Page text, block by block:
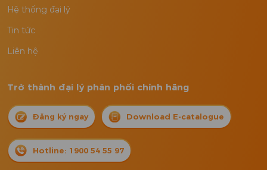
Hệ thống đại lý
Tin tức
Liên hệ
Trở thành đại lý phân phối chính hãng
Đăng ký ngay Download E-catalogue
Hotline: 1900 54 55 97